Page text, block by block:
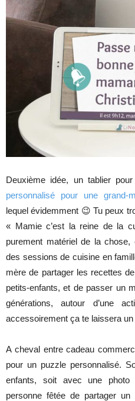
Deuxième idée, un tablier
personnalisé pour une grand-
lequel évidemment 😉 Tu peux
« Mamie c’est la reine de la
purement matériel de la
des sessions de cuisine en
mère de partager les recettes
petits-enfants, et de passer un
générations, autour d’une
accessoirement ça te laissera
A cheval entre cadeau
pour un puzzle personnalisé.
enfants, soit avec une
personne fêtée de partager